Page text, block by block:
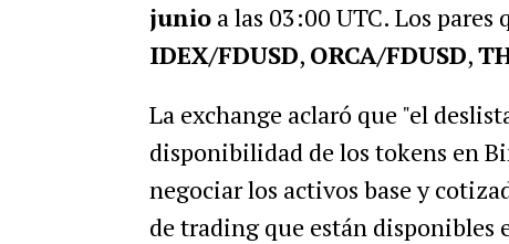
junioa las 03:00 UTC. Los pares
IDEX/FDUSD, ORCA/FDUSD,
La exchange aclaró que "el
disponibilidad de los tokens en
negociar los activos base y
de trading que están disponibles